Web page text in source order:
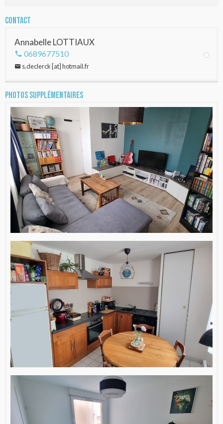
Contact
Annabelle LOTTIAUX
0689677510
s.declerck [at] hotmail.fr
Photos supplémentaires